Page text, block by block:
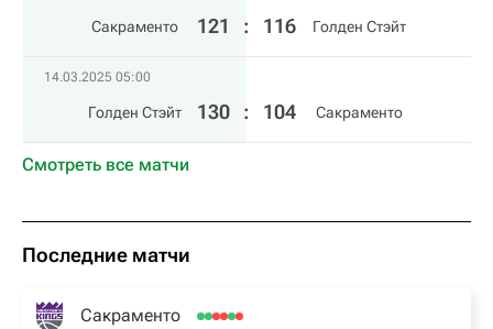
Сакраменто 121 : 116 Голден Стэйт
14.03.2025 05:00
Голден Стэйт 130 : 104 Сакраменто
Смотреть все матчи
Последние матчи
Сакраменто